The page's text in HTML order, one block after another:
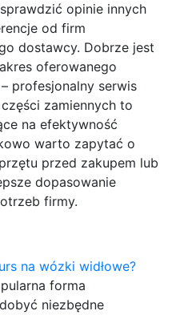
opinie innych
od firm
dostawcy. Dobrze jest
oferowanego
profesjonalny serwis
zamiennych to
na efektywność
warto zapytać o
przed zakupem lub
dopasowanie
firmy.
na wózki widłowe?
forma
niezbędne